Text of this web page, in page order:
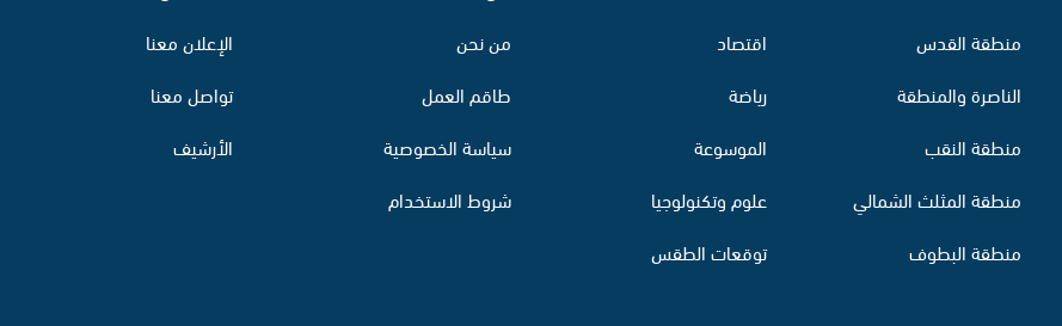
منطقة القدس
الناصرة والمنطقة
منطقة النقب
منطقة المثلث الشمالي
منطقة البطوف
اقتصاد
رياضة
الموسوعة
علوم وتكنولوجيا
توقعات الطقس
من نحن
طاقم العمل
سياسة الخصوصية
شروط الاستخدام
الإعلان معنا
تواصل معنا
الأرشيف